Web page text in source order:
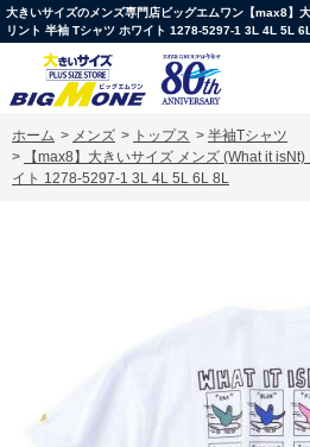
大きいサイズのメンズ専門店ビッグエムワン【max8】
リント 半袖 Tシャツ ホワイト 1278-5297-1 3L 4L 5L
ホーム > メンズ > トップス > 半袖Tシャツ
>
【max8】大きいサイズ メンズ (What it
イト 1278-5297-1 3L 4L 5L 6L 8L